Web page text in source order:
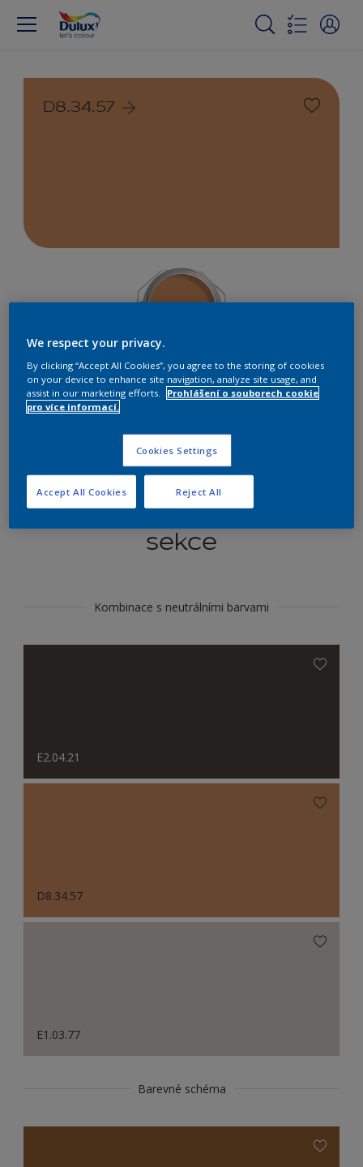
D8.34.57
Najít výrobek v tomto odstínu
Koordinovat barevné
sekce
Kombinace s neutrálními barvami
E2.04.21
D8.34.57
E1.03.77
Barevné schéma
We respect your privacy.
By clicking “Accept All Cookies”, you agree to the storing of cookies
on your device to enhance site navigation, analyze site usage, and
assist in our marketing efforts.
Prohlášení o souborech cookie
pro více informací.
Cookies Settings
Reject All
Accept All Cookies